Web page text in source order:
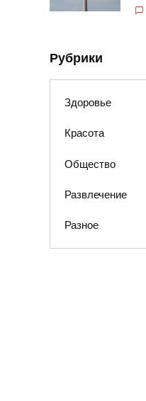
Рубрики
Здоровье
Красота
Общество
Развлечение
Разное